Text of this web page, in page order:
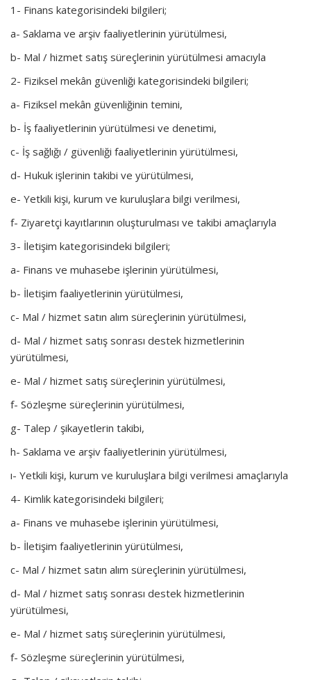
1- Finans kategorisindeki bilgileri;
a- Saklama ve arşiv faaliyetlerinin yürütülmesi,
b- Mal / hizmet satış süreçlerinin yürütülmesi amacıyla
2- Fiziksel mekân güvenliği kategorisindeki bilgileri;
a- Fiziksel mekân güvenliğinin temini,
b- İş faaliyetlerinin yürütülmesi ve denetimi,
c- İş sağlığı / güvenliği faaliyetlerinin yürütülmesi,
d- Hukuk işlerinin takibi ve yürütülmesi,
e- Yetkili kişi, kurum ve kuruluşlara bilgi verilmesi,
f- Ziyaretçi kayıtlarının oluşturulması ve takibi amaçlarıyla
3- İletişim kategorisindeki bilgileri;
a- Finans ve muhasebe işlerinin yürütülmesi,
b- İletişim faaliyetlerinin yürütülmesi,
c- Mal / hizmet satın alım süreçlerinin yürütülmesi,
d- Mal / hizmet satış sonrası destek hizmetlerinin
yürütülmesi,
e- Mal / hizmet satış süreçlerinin yürütülmesi,
f- Sözleşme süreçlerinin yürütülmesi,
g- Talep / şikayetlerin takibi,
h- Saklama ve arşiv faaliyetlerinin yürütülmesi,
ı- Yetkili kişi, kurum ve kuruluşlara bilgi verilmesi amaçlarıyla
4- Kimlik kategorisindeki bilgileri;
a- Finans ve muhasebe işlerinin yürütülmesi,
b- İletişim faaliyetlerinin yürütülmesi,
c- Mal / hizmet satın alım süreçlerinin yürütülmesi,
d- Mal / hizmet satış sonrası destek hizmetlerinin
yürütülmesi,
e- Mal / hizmet satış süreçlerinin yürütülmesi,
f- Sözleşme süreçlerinin yürütülmesi,